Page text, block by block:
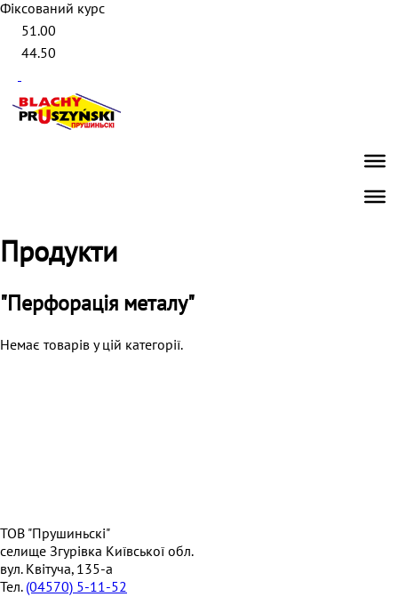
Фіксований курс
51.00
44.50
Продукти
"Перфорація металу"
Немає товарів у цій категорії.
ТОВ "Прушиньскі"
селище Згурівка Київської обл.
вул. Квітуча, 135-а
Тел. (04570) 5-11-52